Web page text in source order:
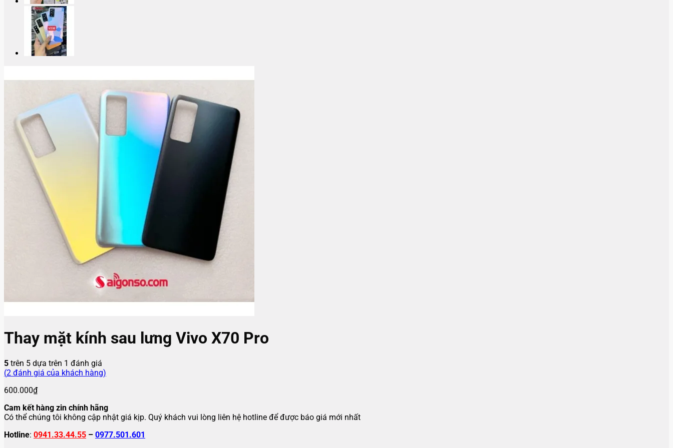
Thay mặt kính sau lưng Vivo X70 Pro
5 trên 5 dựa trên 1 đánh giá
(2 đánh giá của khách hàng)
600.000₫
Cam kết hàng zin chính hãng
Có thể chúng tôi không cập nhật giá kịp. Quý khách vui lòng liên hệ hotline để được báo giá mới nhất
Hotline: 0941.33.44.55 – 0977.501.601